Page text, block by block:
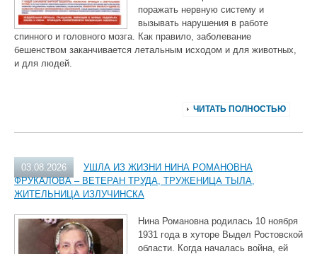
поражать нервную систему и
вызывать нарушения в работе
спинного и головного мозга. Как правило, заболевание
бешенством заканчивается летальным исходом и для животных,
и для людей.
ЧИТАТЬ ПОЛНОСТЬЮ
03.08.2026
УШЛА ИЗ ЖИЗНИ НИНА РОМАНОВНА
ФРУКАЛОВА – ВЕТЕРАН ТРУДА, ТРУЖЕНИЦА ТЫЛА,
ЖИТЕЛЬНИЦА ИЗЛУЧИНСКА
Нина Романовна родилась 10 ноября
1931 года в хуторе Выдел Ростовской
области. Когда началась война, ей